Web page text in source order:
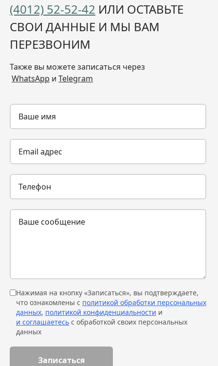
(4012) 52-52-42 ИЛИ ОСТАВЬТЕ
СВОИ ДАННЫЕ И МЫ ВАМ
ПЕРЕЗВОНИМ
Также вы можете записаться через
WhatsApp и Telegram
Нажимая на кнопку «Записаться», вы подтверждаете,
что ознакомлены с политикой обработки персональных
данных, политикой конфиденциальности и
и соглашаетесь с обработкой своих персональных
данных
Записаться